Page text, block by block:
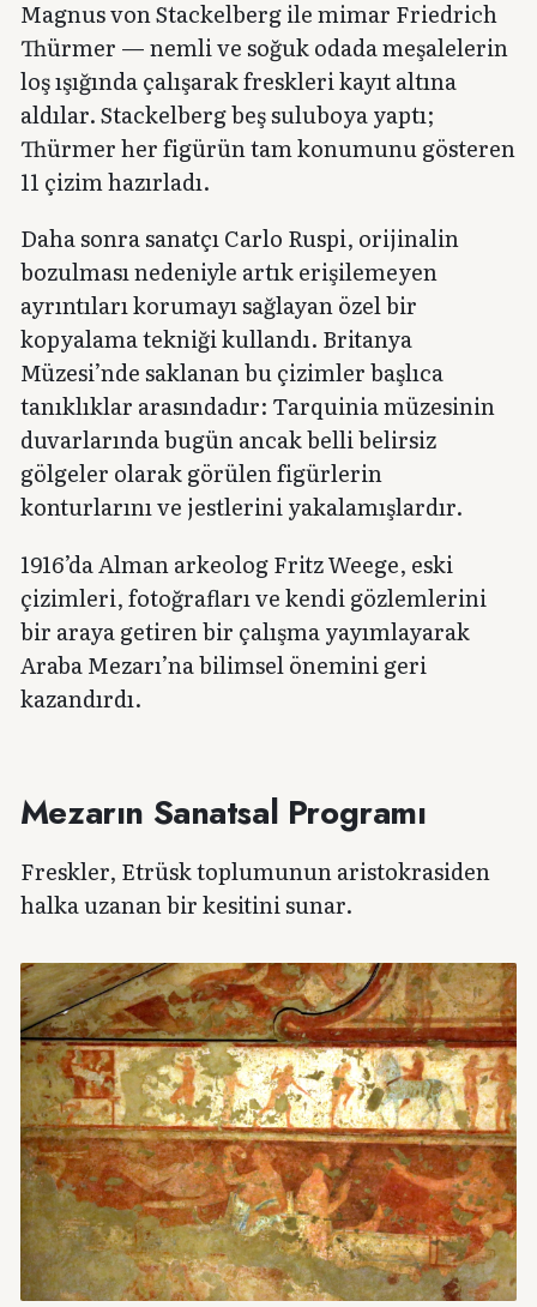
Magnus von Stackelberg ile mimar Friedrich
Thürmer — nemli ve soğuk odada meşalelerin
loş ışığında çalışarak freskleri kayıt altına
aldılar. Stackelberg beş suluboya yaptı;
Thürmer her figürün tam konumunu gösteren
11 çizim hazırladı.
Daha sonra sanatçı Carlo Ruspi, orijinalin
bozulması nedeniyle artık erişilemeyen
ayrıntıları korumayı sağlayan özel bir
kopyalama tekniği kullandı. Britanya
Müzesi’nde saklanan bu çizimler başlıca
tanıklıklar arasındadır: Tarquinia müzesinin
duvarlarında bugün ancak belli belirsiz
gölgeler olarak görülen figürlerin
konturlarını ve jestlerini yakalamışlardır.
1916’da Alman arkeolog Fritz Weege, eski
çizimleri, fotoğrafları ve kendi gözlemlerini
bir araya getiren bir çalışma yayımlayarak
Araba Mezarı’na bilimsel önemini geri
kazandırdı.
Mezarın Sanatsal Programı
Freskler, Etrüsk toplumunun aristokrasiden
halka uzanan bir kesitini sunar.